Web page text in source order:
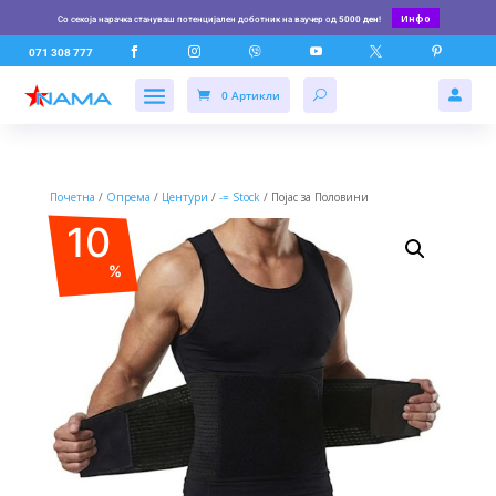
Со секоја нарачка стануваш потенцијален доботник на ваучер од 5000 ден! Инфо
071 308 777      
0 Артикли 
Почетна / Опрема / Центури / -= Stock/ Појас за Половини
10
%